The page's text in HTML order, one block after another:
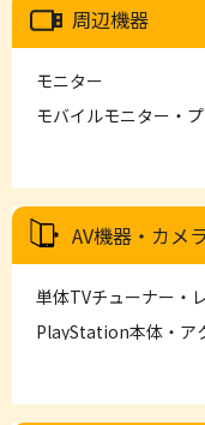
周辺機器
モニター
モバイルモニター・
AV機器・カメ
単体TVチューナー・
PlayStation本体・ア